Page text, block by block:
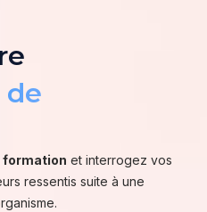
de
formation et interrogez vos
ressentis suite à une